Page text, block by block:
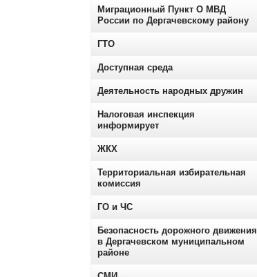
Миграционный Пункт О МВД
России по Дергачевскому району
ГТО
Доступная среда
Деятельность народных дружин
Налоговая инспекция
информирует
ЖКХ
Территориальная избирательная
комиссия
ГО и ЧС
Безопасность дорожного движения
в Дергачевском муниципальном
районе